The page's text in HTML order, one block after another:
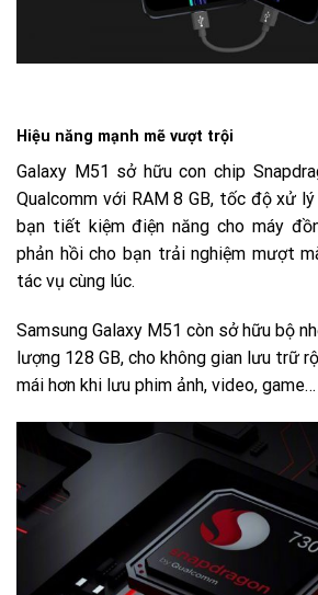
Hiệu năng mạnh mẽ vượt trội
Galaxy M51 sở hữu con chip
Qualcomm với RAM 8 GB, tốc độ xử
bạn tiết kiệm điện năng cho máy
phản hồi cho bạn trải nghiệm mượt
tác vụ cùng lúc.
Samsung Galaxy M51 còn sở hữu bộ
lượng 128 GB, cho không gian lưu trữ
mái hơn khi lưu phim ảnh, video, game…